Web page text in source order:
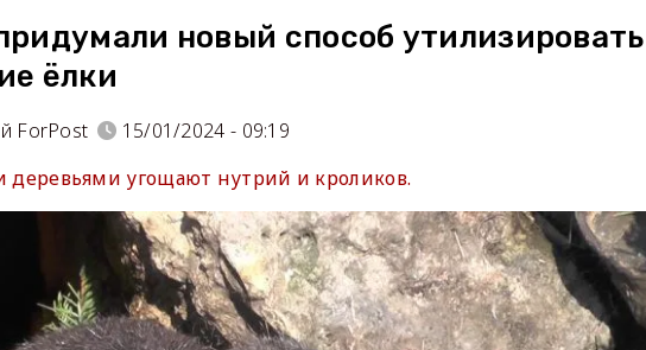
новый способ утилизировать
ёлки
ForPost
15/01/2024 - 09:19
угощают нутрий и кроликов.